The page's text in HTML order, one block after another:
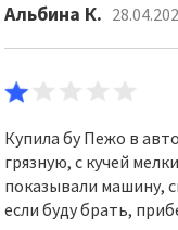
Альбина К.
Купила бу Пежо в
грязную, с кучей
показывали машину,
если буду брать,